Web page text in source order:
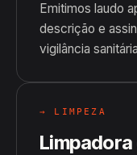
Emitimos laudo
descrição e
vigilância
→ LIMPEZA
Limpadora